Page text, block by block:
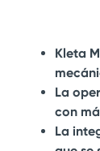
Kleta
La
con
La